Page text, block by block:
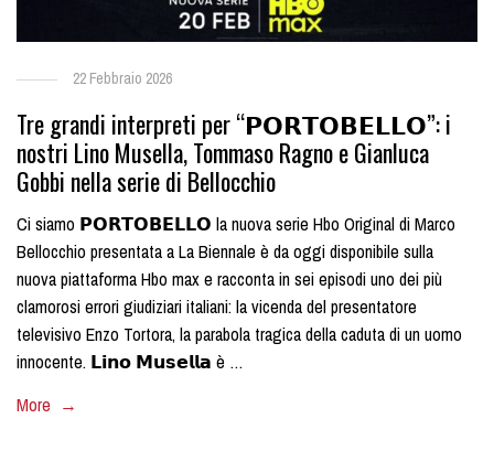
22 Febbraio 2026
Tre grandi interpreti per “𝗣𝗢𝗥𝗧𝗢𝗕𝗘𝗟𝗟𝗢”: i
nostri Lino Musella, Tommaso Ragno e Gianluca
Gobbi nella serie di Bellocchio
Ci siamo 𝗣𝗢𝗥𝗧𝗢𝗕𝗘𝗟𝗟𝗢 la nuova serie Hbo Original di Marco
Bellocchio presentata a La Biennale è da oggi disponibile sulla
nuova piattaforma Hbo max e racconta in sei episodi uno dei più
clamorosi errori giudiziari italiani: la vicenda del presentatore
televisivo Enzo Tortora, la parabola tragica della caduta di un uomo
innocente. 𝗟𝗶𝗻𝗼 𝗠𝘂𝘀𝗲𝗹𝗹𝗮 è …
More →